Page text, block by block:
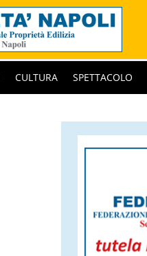
CULTURA SPETTACOLO